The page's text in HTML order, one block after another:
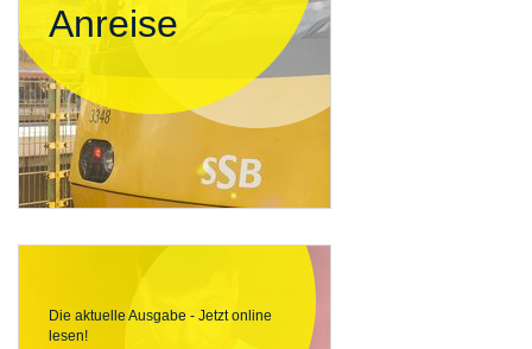
Anreise
Die aktuelle Ausgabe - Jetzt online
lesen!